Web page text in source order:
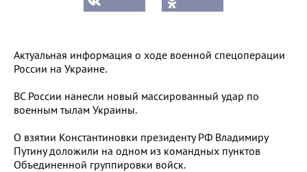
Актуальная информация о ходе военной спецоперации
России на Украине.
ВС России нанесли новый массированный удар по
военным тылам Украины.
О взятии Константиновки президенту РФ Владимиру
Путину доложили на одном из командных пунктов
Объединенной группировки войск.